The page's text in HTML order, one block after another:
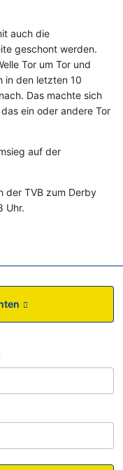
auch die
geschont werden.
Tor um Tor und
in den letzten 10
Das machte sich
ein oder andere Tor
auf der
der TVB zum Derby
Uhr.